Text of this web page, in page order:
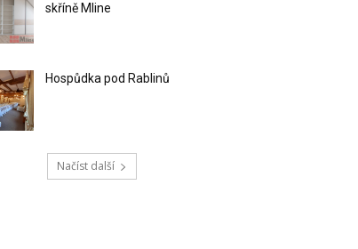
skříně Mline
Hospůdka pod Rablinů
Načíst další